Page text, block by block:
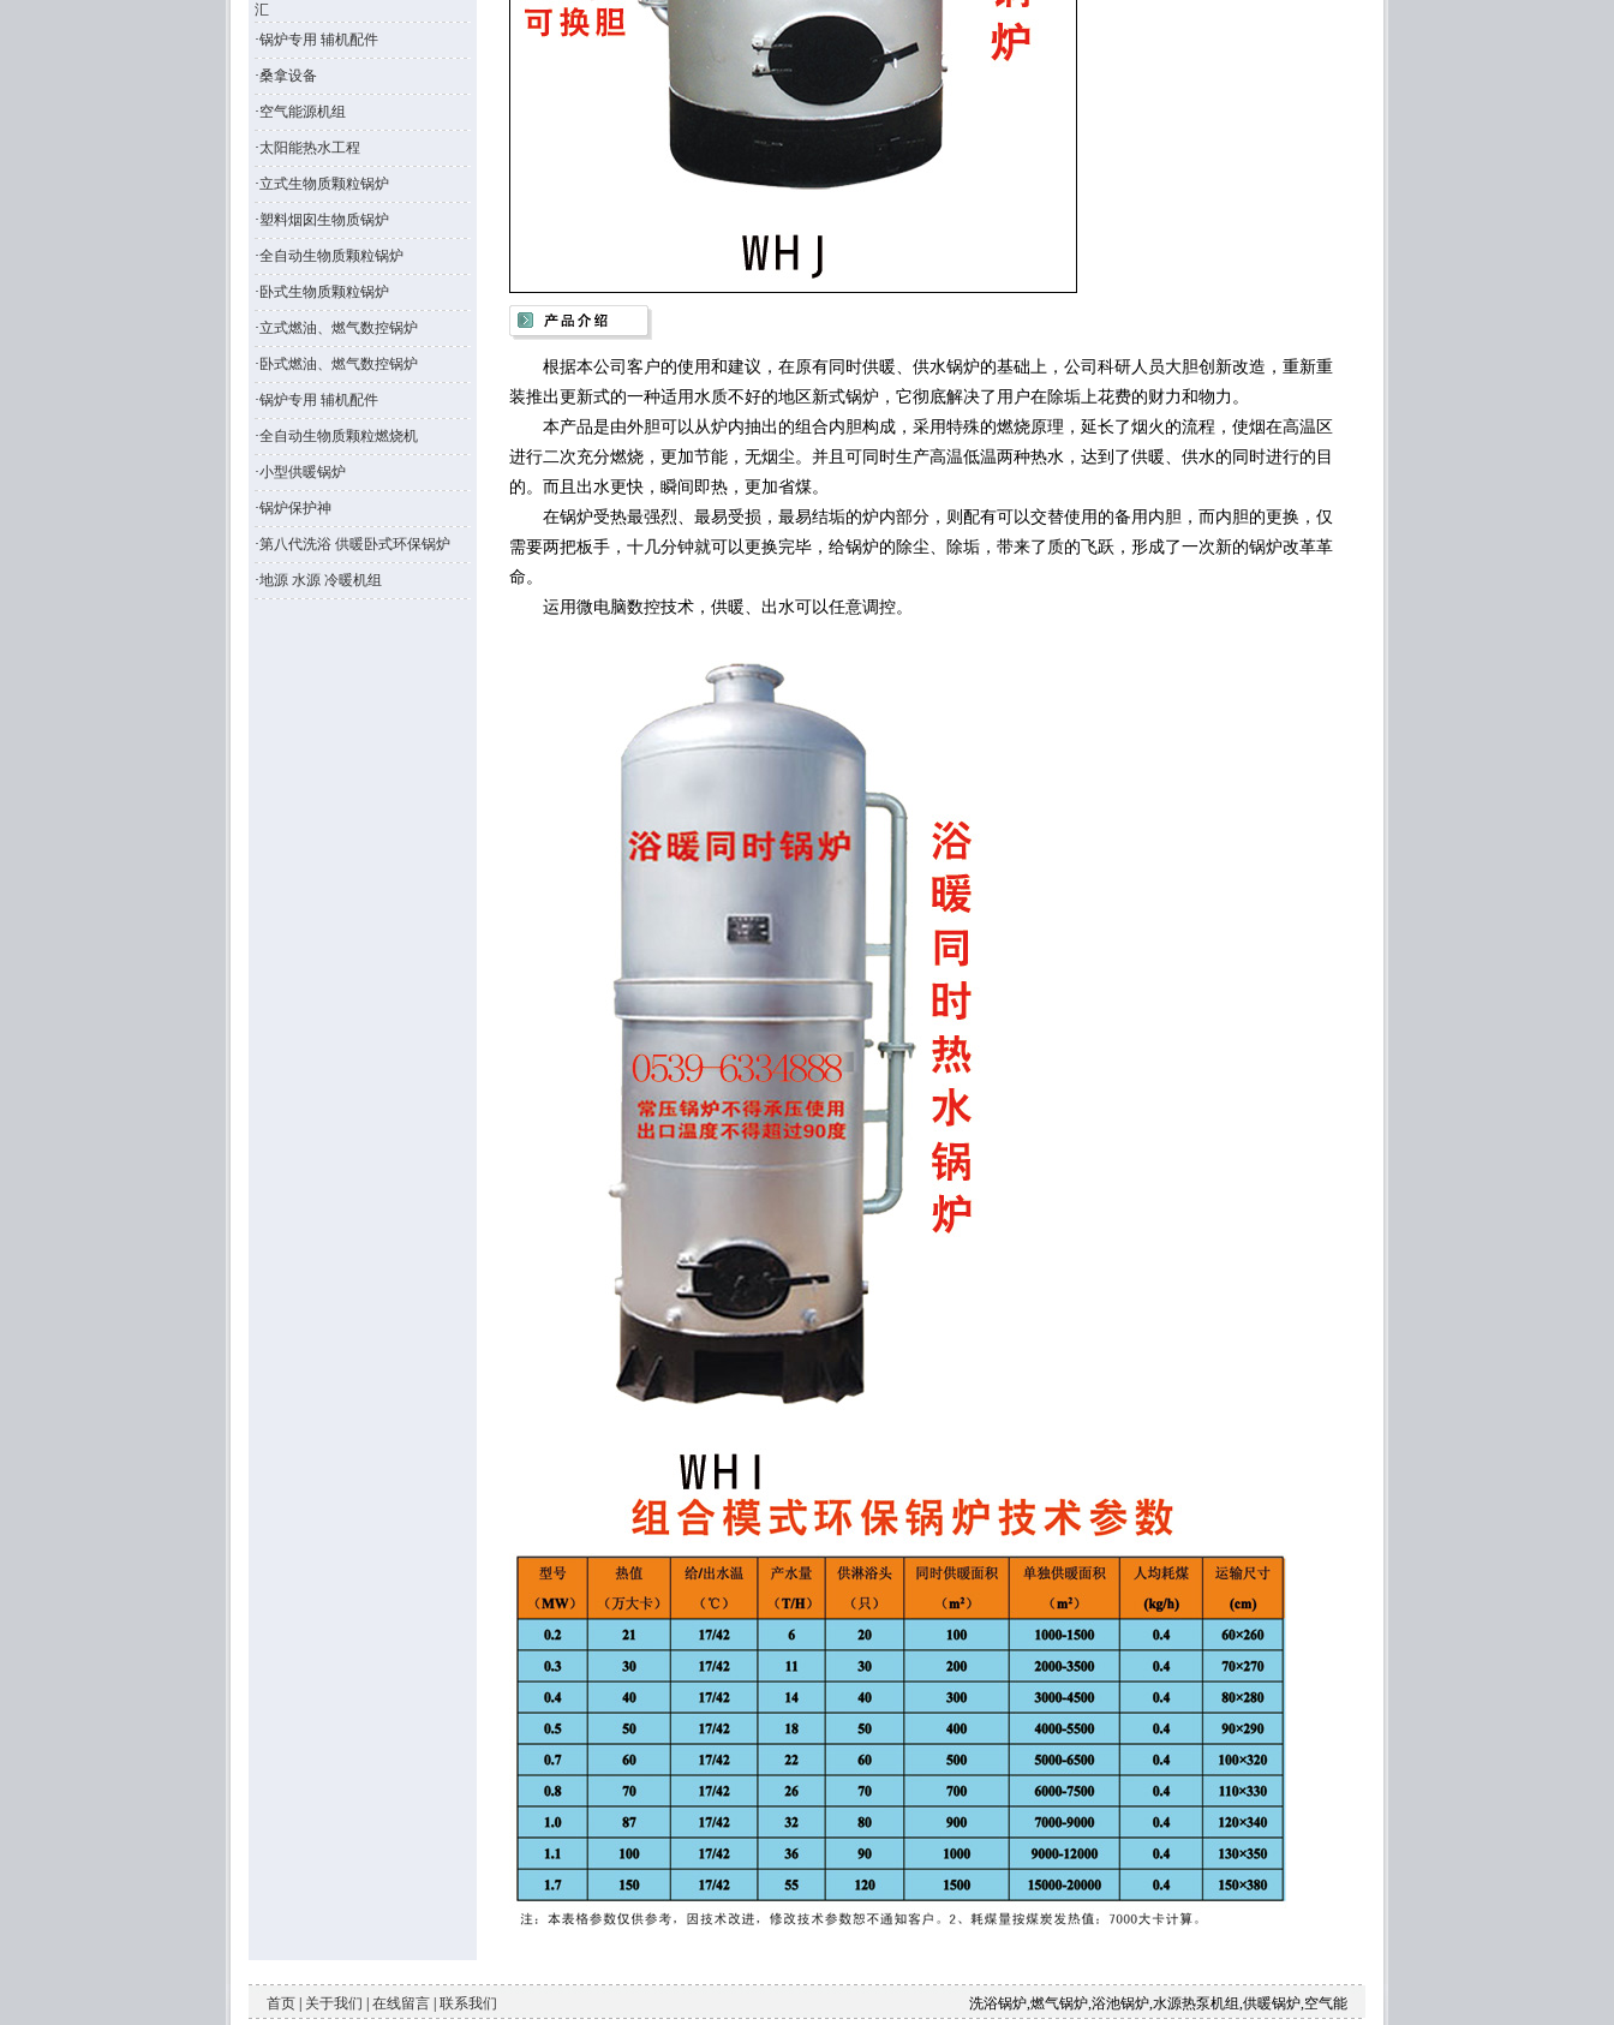
汇
·锅炉专用 辅机配件
·桑拿设备
·空气能源机组
·太阳能热水工程
·立式生物质颗粒锅炉
·塑料烟囱生物质锅炉
·全自动生物质颗粒锅炉
· 卧式生物质颗粒锅炉
·立式燃油、燃气数控锅炉
· 卧式燃油、燃气数控锅炉
·锅炉专用 辅机配件
·全自动生物质颗粒燃烧机
·小型供暖锅炉
·锅炉保护神
·第八代洗浴 供暖卧式环保锅炉
·地源 水源 冷暖机组
根据本公司客户的使用和建议，在原有同时供暖、供水锅炉的基础上，公司科研人员大胆创新改造，重新重
装推出更新式的一种适用水质不好的地区新式锅炉，它彻底解决了用户在除垢上花费的财力和物力。
本产品是由外胆可以从炉内抽出的组合内胆构成，采用特殊的燃烧原理，延长了烟火的流程，使烟在高温区
进行二次充分燃烧，更加节能，无烟尘。并且可同时生产高温低温两种热水，达到了供暖、供水的同时进行的目
的。而且出水更快，瞬间即热，更加省煤。
在锅炉受热最强烈、最易受损，最易结垢的炉内部分，则配有可以交替使用的备用内胆，而内胆的更换，仅
需要两把板手，十几分钟就可以更换完毕，给锅炉的除尘、除垢，带来了质的飞跃，形成了一次新的锅炉改革革
命。
运用微电脑数控技术，供暖、出水可以任意调控。
首页 关于我们 在线留言 联系我们 洗浴锅炉,燃气锅炉,浴池锅炉,水源热泵机组,供暖锅炉,空气能